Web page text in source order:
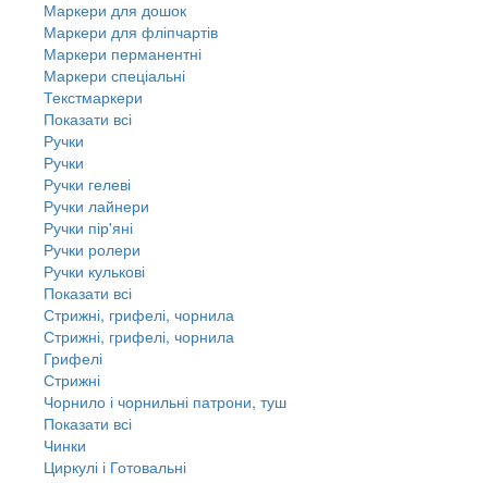
Маркери для дошок
Маркери для фліпчартів
Маркери перманентні
Маркери спеціальні
Текстмаркери
Показати всі
Ручки
Ручки
Ручки гелеві
Ручки лайнери
Ручки пір'яні
Ручки ролери
Ручки кулькові
Показати всі
Стрижні, грифелі, чорнила
Стрижні, грифелі, чорнила
Грифелі
Стрижні
Чорнило і чорнильні патрони, туш
Показати всі
Чинки
Циркулі і Готовальні